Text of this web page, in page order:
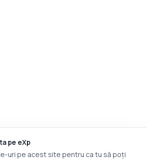
pe eXp
uri pe acest site pentru ca tu să poți